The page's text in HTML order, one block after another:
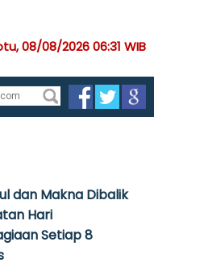
08/08/2026 06:31 WIB
dan Makna Dibalik
Hari
Setiap 8